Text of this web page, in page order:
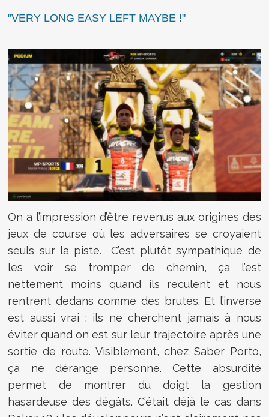
"VERY LONG EASY LEFT MAYBE !"
On a l’impression d’être revenus aux origines des
jeux de course où les adversaires se croyaient
seuls sur la piste. C’est plutôt sympathique de
les voir se tromper de chemin, ça l’est
nettement moins quand ils reculent et nous
rentrent dedans comme des brutes. Et l’inverse
est aussi vrai : ils ne cherchent jamais à nous
éviter quand on est sur leur trajectoire après une
sortie de route. Visiblement, chez Saber Porto,
ça ne dérange personne. Cette absurdité
permet de montrer du doigt la gestion
hasardeuse des dégâts. C’était déjà le cas dans